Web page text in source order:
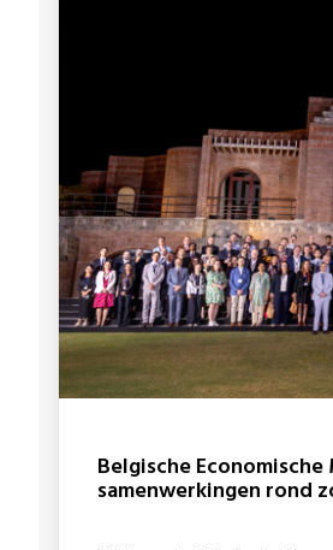
Belgische Economische Missie in India: UHasselt sluit twee grote
samenwerkingen rond